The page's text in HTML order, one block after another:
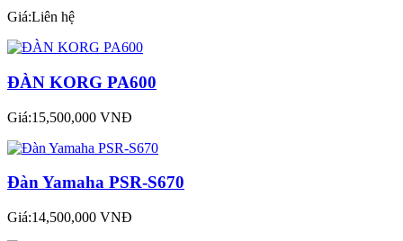
Giá:Liên hệ
ĐÀN KORG PA600
Giá:15,500,000 VNĐ
Đàn Yamaha PSR-S670
Giá:14,500,000 VNĐ